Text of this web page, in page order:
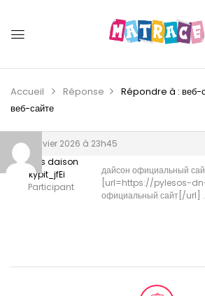
Accueil Réponse Répondre à : веб-
веб-сайте
30 janvier 2026 à 23h45
pilesos daison
kypit_jfEi
Participant
дайсон официальный
[url=https://pylesos-
официальный сайт[/url] .